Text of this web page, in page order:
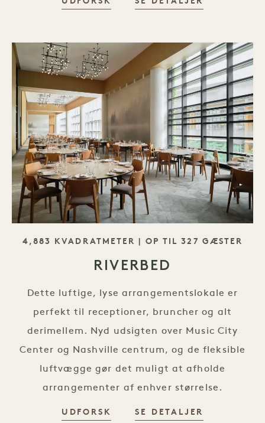
SLOGAN
4,883 KVADRATMETER | OP TIL 327 GÆSTER
RIVERBED
Dette luftige, lyse arrangementslokale er
perfekt til receptioner, bruncher og alt
derimellem. Nyd udsigten over Music City
Center og Nashville centrum, og de fleksible
luftvægge gør det muligt at afholde
arrangementer af enhver størrelse.
UDFORSK SE DETALJER